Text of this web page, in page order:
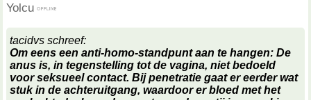
Yolcu
tacidvs schreef:
Om eens een anti-homo-standpunt aan te hangen: De
anus is, in tegenstelling tot de vagina, niet bedoeld
voor seksueel contact. Bij penetratie gaat er eerder wat
stuk in de achteruitgang, waardoor er bloed met het